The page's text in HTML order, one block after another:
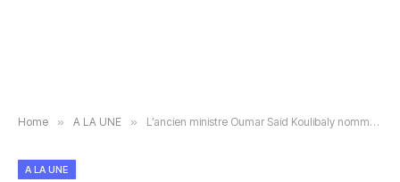
Home » A LA UNE » L’ancien ministre Oumar Said Koulibaly nommé DG de la SOGEAG !
A LA UNE